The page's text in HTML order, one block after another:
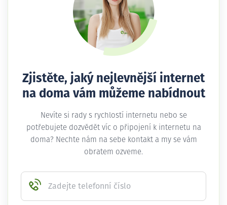
Zjistěte, jaký nejlevnější internet
na doma vám můžeme nabídnout
Nevíte si rady s rychlostí internetu nebo se
potřebujete dozvědět víc o připojení k internetu na
doma? Nechte nám na sebe kontakt a my se vám
obratem ozveme.
Zadejte telefonní číslo